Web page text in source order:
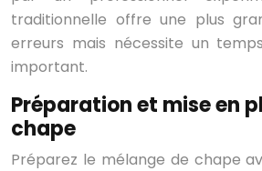
traditionnelle offre une plus
erreurs mais nécessite un
important.
Préparation et mise en
chape
Préparez le mélange de chape